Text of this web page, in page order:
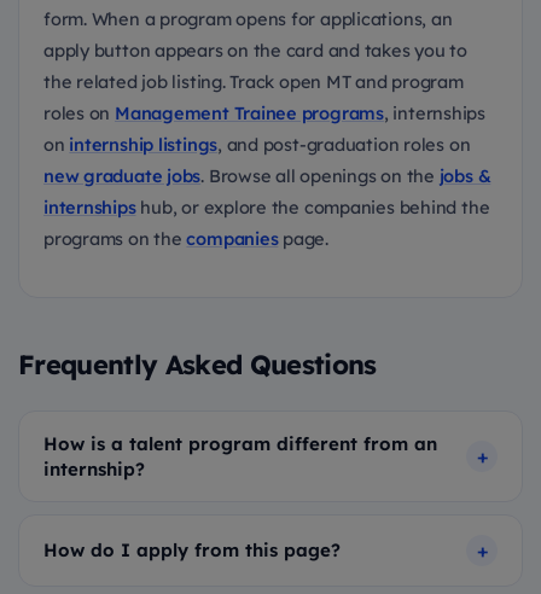
form. When a program opens for applications, an
apply button appears on the card and takes you to
the related job listing. Track open MT and program
roles on Management Trainee programs, internships
on internship listings, and post-graduation roles on
new graduate jobs. Browse all openings on the jobs &
internshipshub, or explore the companies behind the
programs on thecompaniespage.
Frequently Asked Questions
How is a talent program different from an
internship?
How do I apply from this page?